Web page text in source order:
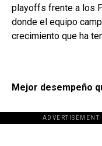
playoffs frente a los
donde el equipo
crecimiento que ha
Mejor desempeño